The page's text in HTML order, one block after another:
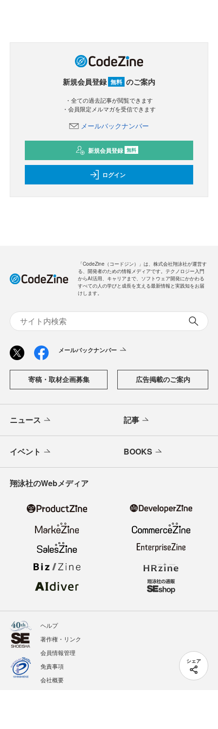
シェア
新規会員登録 無料 のご案内
・全ての過去記事が閲覧できます
・会員限定メルマガを受信できます
メールバックナンバー
新規会員登録 無料
ログイン
「CodeZine（コードジン）」は、株式会社翔泳社が運営す
る、開発者のための情報メディアです。テクノロジー入門
からAI活用、キャリアまで、ソフトウェア開発にかかわる
すべての人の学びと成長を支える最新情報と実践知をお届
けします。
メールバックナンバー
寄稿・取材企画募集 広告掲載のご案内
ニュース 記事
イベント BOOKS
翔泳社のWebメディア
ヘルプ
著作権・リンク
会員情報管理
免責事項
会社概要